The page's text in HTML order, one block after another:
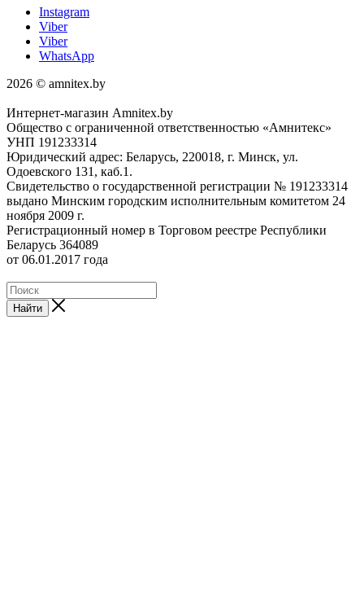
Instagram
Viber
Viber
WhatsApp
2026 © amnitex.by
Интернет-магазин Amnitex.by
Общество с ограниченной ответственностью «Амнитекс»
УНП 191233314
Юридический адрес: Беларусь, 220018, г. Минск, ул.
Одоевского 131, каб.1.
Свидетельство о государственной регистрации № 191233314
выдано Минским городским исполнительным комитетом 24
ноября 2009 г.
Регистрационный номер в Торговом реестре Республики
Беларусь 364089
от 06.01.2017 года
Найти